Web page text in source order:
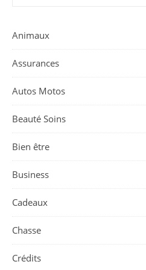
Animaux
Assurances
Autos Motos
Beauté Soins
Bien être
Business
Cadeaux
Chasse
Crédits